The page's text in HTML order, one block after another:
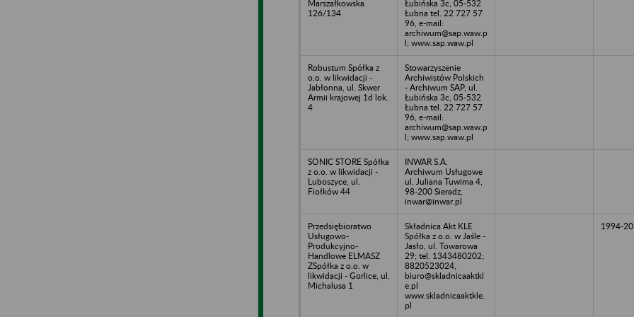
Marszałkowska
126/134
Łubińska 3c, 05-532
Łubna tel. 22 727 57
96, e-mail:
archiwum@sap.waw.p
l; www.sap.waw.pl
Robustum Spółka z
o.o. w likwidacji -
Jabłonna, ul. Skwer
Armii krajowej 1d lok.
4
Stowarzyszenie
Archiwistów Polskich
- Archiwum SAP, ul.
Łubińska 3c, 05-532
Łubna tel. 22 727 57
96, e-mail:
archiwum@sap.waw.p
l; www.sap.waw.pl
SONIC STORE Spółka
z o.o. w likwidacji -
Luboszyce, ul.
Fiołków 44
INWAR S.A.
Archiwum Usługowe
ul. Juliana Tuwima 4,
98-200 Sieradz,
inwar@inwar.pl
Przedsiębioratwo
Usługowo-
Produkcyjno-
Handlowe ELMASZ
ZSpółka z o.o. w
likwidacji - Gorlice, ul.
Michalusa 1
Składnica Akt KLE
Spółka z o.o. w Jaśle -
Jasło, ul. Towarowa
29; tel. 1343480202;
8820523024,
biuro@skladnicaaktkl
e.pl
www.skladnicaaktkle.
pl
1994-